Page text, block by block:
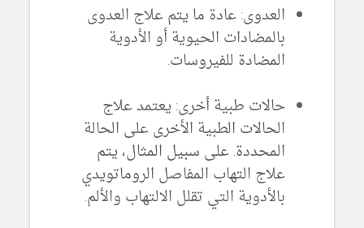
العدوى: عادة ما يتم علاج العدوى
بالمضادات الحيوية أو الأدوية
المضادة للفيروسات.
حالات طبية أخرى:يعتمد علاج
الحالات الطبية الأخرى على الحالة
المحددة. على سبيل المثال، يتم
علاج التهاب المفاصل الروماتويدي
بالأدوية التي تقلل الالتهاب والألم.